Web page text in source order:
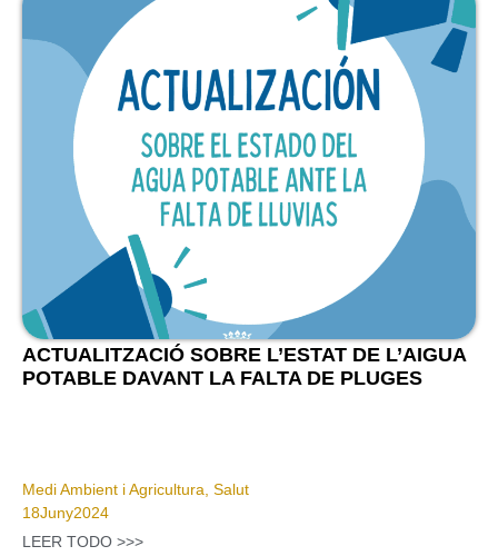
ACTUALITZACIÓ SOBRE L’ESTAT DE L’AIGUA
POTABLE DAVANT LA FALTA DE PLUGES
Medi Ambient i Agricultura Salut
18Juny2024
LEER TODO >>>